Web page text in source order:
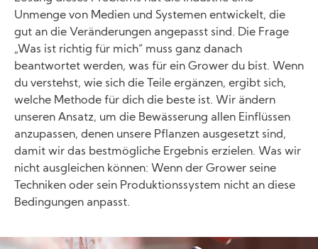
Unmenge von Medien und Systemen entwickelt, die
gut an die Veränderungen angepasst sind. Die Frage
„Was ist richtig für mich“ muss ganz danach
beantwortet werden, was für ein Grower du bist. Wenn
du verstehst, wie sich die Teile ergänzen, ergibt sich,
welche Methode für dich die beste ist. Wir ändern
unseren Ansatz, um die Bewässerung allen Einflüssen
anzupassen, denen unsere Pflanzen ausgesetzt sind,
damit wir das bestmögliche Ergebnis erzielen. Was wir
nicht ausgleichen können: Wenn der Grower seine
Techniken oder sein Produktionssystem nicht an diese
Bedingungen anpasst.
Image